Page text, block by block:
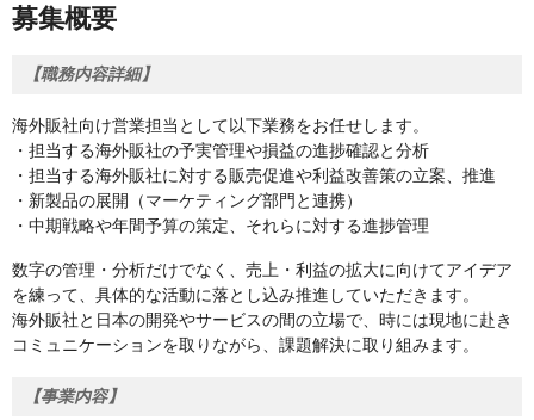
募集概要
【職務内容詳細】
海外販社向け営業担当として以下業務をお任せします。
・担当する海外販社の予実管理や損益の進捗確認と分析
・担当する海外販社に対する販売促進や利益改善策の立案、推進
・新製品の展開（マーケティング部門と連携）
・中期戦略や年間予算の策定、それらに対する進捗管理
数字の管理・分析だけでなく、売上・利益の拡大に向けてアイデア
を練って、具体的な活動に落とし込み推進していただきます。
海外販社と日本の開発やサービスの間の立場で、時には現地に赴き
コミュニケーションを取りながら、課題解決に取り組みます。
【事業内容】